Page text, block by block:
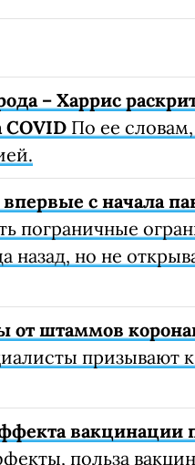
– Харрис
COVID По ее
с начала
пограничные
назад, но не
от штаммов
призывают
вакцинации
польза